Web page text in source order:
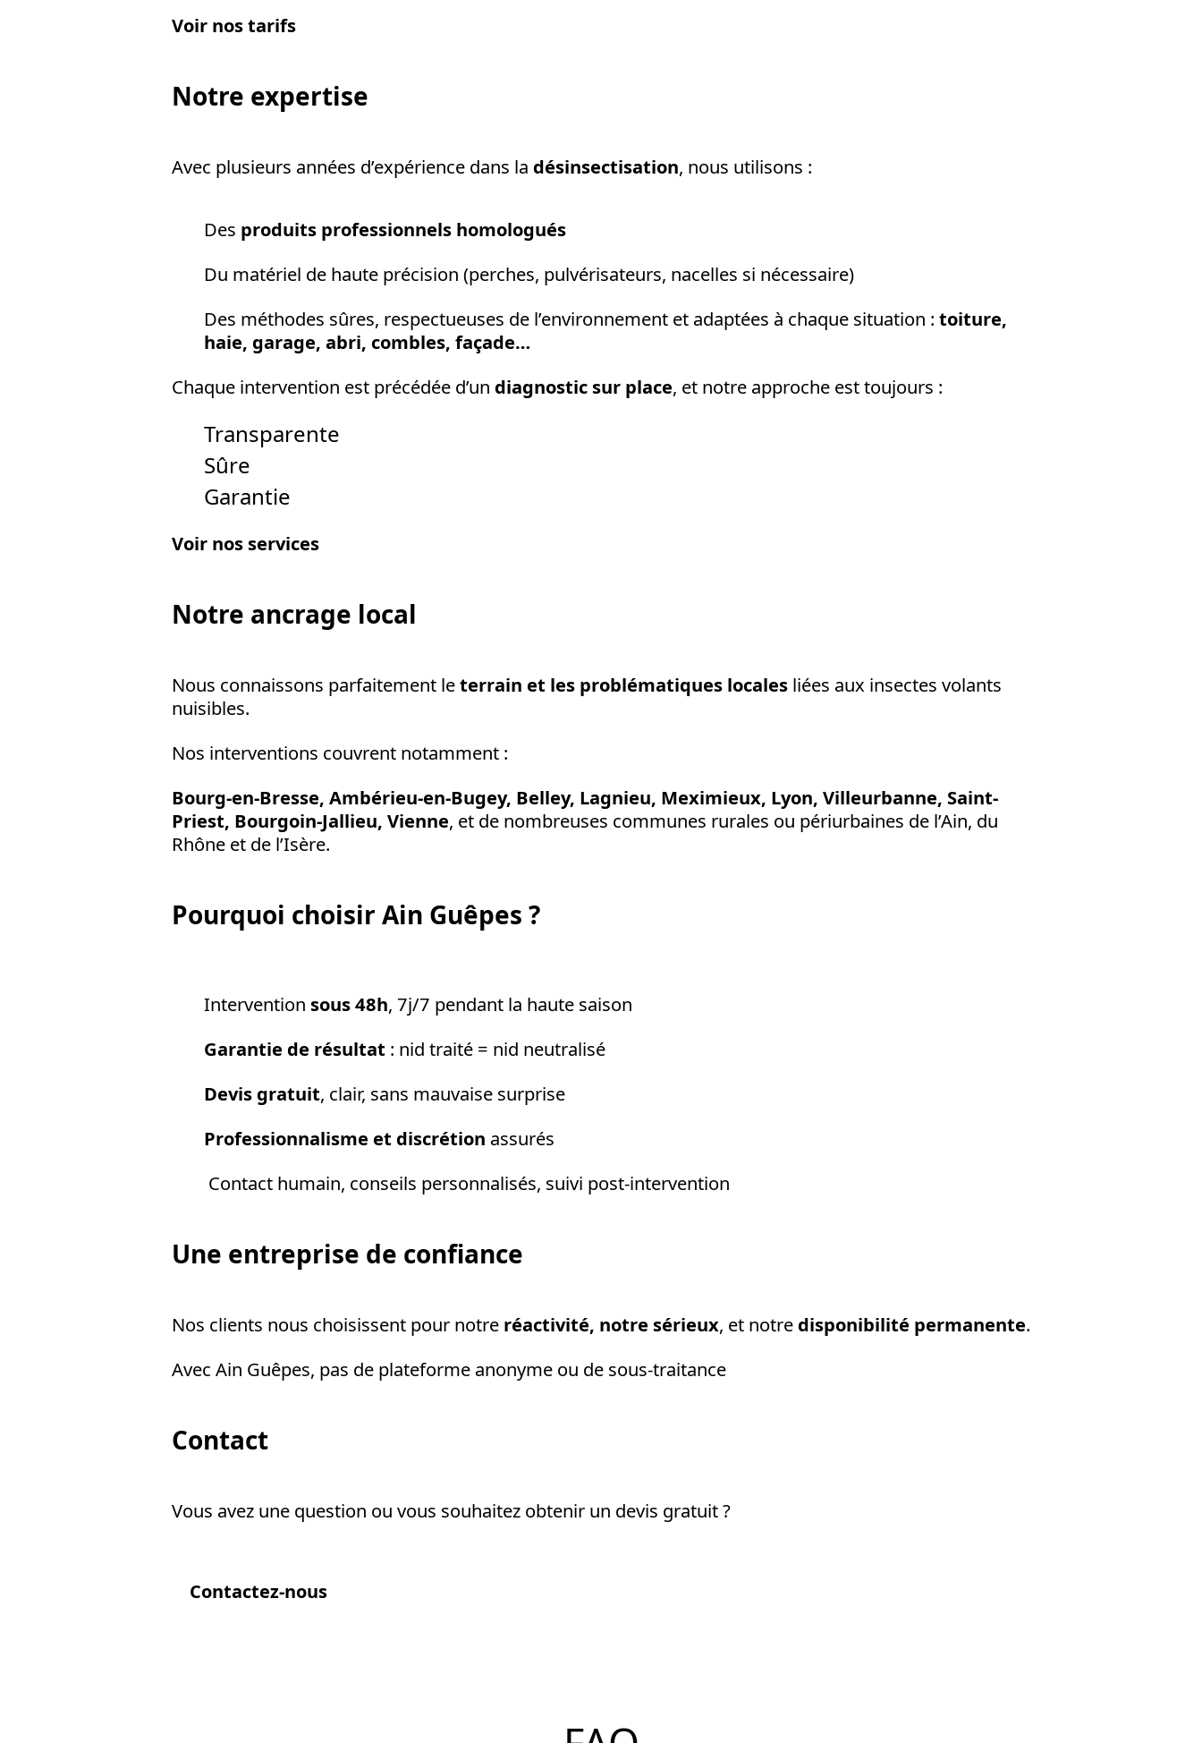
Voir nos tarifs
Notre expertise
Avec plusieurs années d’expérience dans la désinsectisation, nous utilisons :
Des produits professionnels homologués
Du matériel de haute précision (perches, pulvérisateurs, nacelles si nécessaire)
Des méthodes sûres, respectueuses de l’environnement et adaptées à chaque situation : toiture,
haie, garage, abri, combles, façade…
Chaque intervention est précédée d’un diagnostic sur place, et notre approche est toujours :
Transparente
Sûre
Garantie
Voir nos services
Notre ancrage local
Nous connaissons parfaitement leterrain et les problématiques locales liées aux insectes volants
nuisibles.
Nos interventions couvrent notamment :
Bourg-en-Bresse, Ambérieu-en-Bugey, Belley, Lagnieu, Meximieux, Lyon, Villeurbanne, Saint-
Priest, Bourgoin-Jallieu, Vienne, et de nombreuses communes rurales ou périurbaines de l’Ain, du
Rhône et de l’Isère.
Pourquoi choisir Ain Guêpes ?
Intervention sous 48h, 7j/7 pendant la haute saison
Garantie de résultat : nid traité = nid neutralisé
Devis gratuit, clair, sans mauvaise surprise
Professionnalisme et discrétion assurés
Contact humain, conseils personnalisés, suivi post-intervention
Une entreprise de confiance
Nos clients nous choisissent pour notre réactivité, notre sérieux, et notre disponibilité permanente.
Avec Ain Guêpes, pas de plateforme anonyme ou de sous-traitance
Contact
Vous avez une question ou vous souhaitez obtenir un devis gratuit ?
Contactez-nous